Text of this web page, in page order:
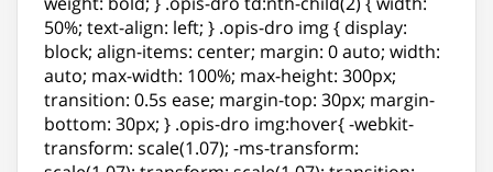
50%; text-align: left; } .opis-dro img { display:
block; align-items: center; margin: 0 auto; width:
auto; max-width: 100%; max-height: 300px;
transition: 0.5s ease; margin-top: 30px; margin-
bottom: 30px; } .opis-dro img:hover{ -webkit-
transform: scale(1.07); -ms-transform: